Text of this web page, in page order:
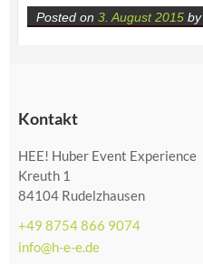
Posted on 3. August 2015 by
Kontakt
HEE! Huber Event Experience
Kreuth 1
84104 Rudelzhausen
+49 8754 866 9074
info@h-e-e.de